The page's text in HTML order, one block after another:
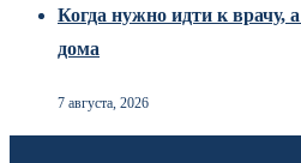
Когда нужно идти к врачу,
дома
7 августа, 2026